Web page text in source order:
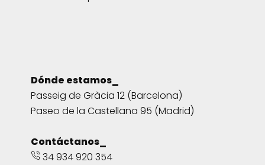
Dónde estamos_
Passeig de Gràcia 12 (Barcelona)
Paseo de la Castellana 95 (Madrid)
Contáctanos_
34 934 920 354